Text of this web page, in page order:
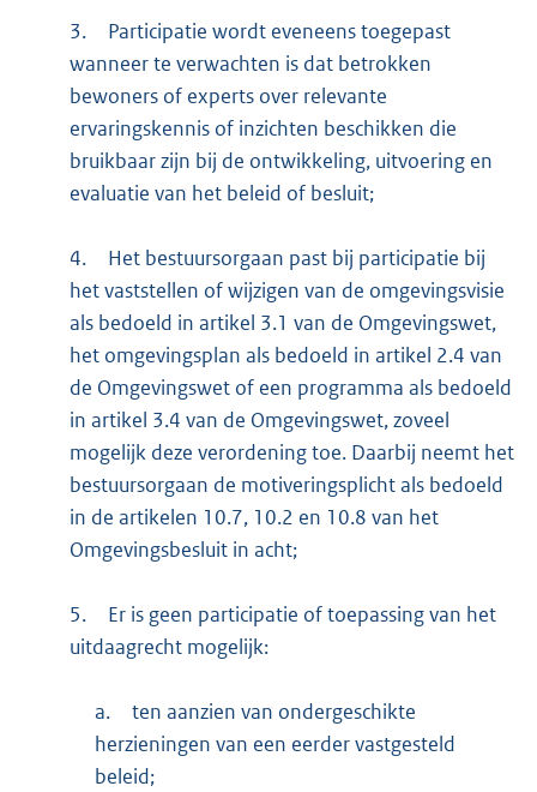
3.
Participatie wordt eveneens toegepast
wanneer te verwachten is dat betrokken
bewoners of experts over relevante
ervaringskennis of inzichten beschikken die
bruikbaar zijn bij de ontwikkeling, uitvoering en
evaluatie van het beleid of besluit;
4.
Het bestuursorgaan past bij participatie bij
het vaststellen of wijzigen van de omgevingsvisie
als bedoeld in artikel 3.1 van de Omgevingswet,
het omgevingsplan als bedoeld in artikel 2.4 van
de Omgevingswet of een programma als bedoeld
in artikel 3.4 van de Omgevingswet, zoveel
mogelijk deze verordening toe. Daarbij neemt het
bestuursorgaan de motiveringsplicht als bedoeld
in de artikelen 10.7, 10.2 en 10.8 van het
Omgevingsbesluit in acht;
5.
Er is geen participatie of toepassing van het
uitdaagrecht mogelijk:
a.
ten aanzien van ondergeschikte
herzieningen van een eerder vastgesteld
beleid;